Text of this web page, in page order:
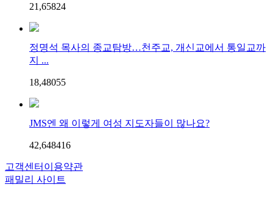
21,65824
정명석 목사의 종교탐방…천주교, 개신교에서 통일교까
지 ...
18,48055
JMS엔 왜 이렇게 여성 지도자들이 많나요?
42,648416
고객센터 이용약관
패밀리 사이트